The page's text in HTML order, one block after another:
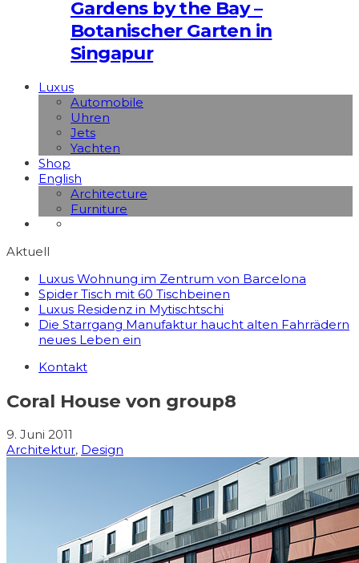
Gardens by the Bay –
Botanischer Garten in
Singapur
Luxus
Automobile
Uhren
Jets
Yachten
Shop
English
Architecture
Furniture
Aktuell
Luxus Wohnung im Zentrum von Barcelona
Spider Tisch mit 60 Tischbeinen
Luxus Residenz in Mytischtschi
Die Starrgang Manufaktur haucht alten Fahrrädern
neues Leben ein
Kontakt
Coral House von group8
9. Juni 2011
Architektur, Design